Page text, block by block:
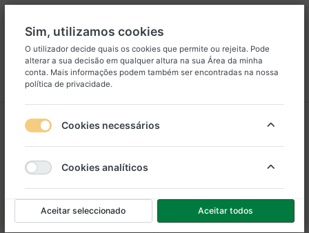
Menu Iniciar sessão
8
Shampoos & Condicionadores
Filtro
Sim, utilizamos cookies
O utilizador decide quais os cookies que permite ou rejeita. Pode
alterar a sua decisão em qualquer altura na sua Área da minha
conta. Mais informações podem também ser encontradas na nossa
política de privacidade.
Cookies necessários
Cookies analíticos
Aceitar seleccionado Aceitar todos